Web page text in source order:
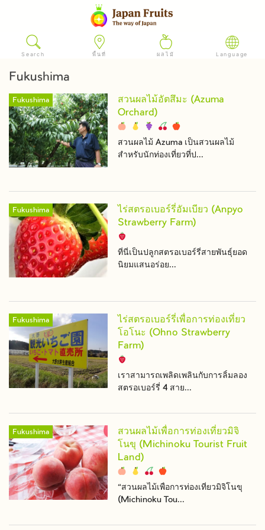
Search พื้นที่ ผลไม้ Language
Fukushima
Fukushima
สวนผลไม้อัตสึมะ (Azuma
Orchard)
สวนผลไม้ Azuma เป็นสวนผลไม้
สำหรับนักท่องเที่ยวที่ป...
Fukushima
ไร่สตรอเบอร์รี่อัมเบียว (Anpyo
Strawberry Farm)
ที่นี่เป็นปลูกสตรอเบอร์รี่สายพันธุ์ยอด
นิยมแสนอร่อย...
Fukushima
ไร่สตรอเบอร์รี่เพื่อการท่องเที่ยว
โอโนะ (Ohno Strawberry
Farm)
เราสามารถเพลิดเพลินกับการลิ้มลอง
สตรอเบอร์รี่ 4 สาย...
Fukushima
สวนผลไม้เพื่อการท่องเที่ยวมิจิ
โนขุ (Michinoku Tourist Fruit
Land)
“สวนผลไม้เพื่อการท่องเที่ยวมิจิโนขุ
(Michinoku Tou...